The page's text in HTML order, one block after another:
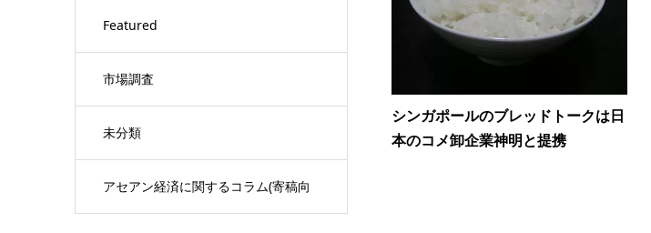
Featured
市場調査
未分類
アセアン経済に関するコラム(寄稿向
シンガポールのブレッドトークは日
本のコメ卸企業神明と提携